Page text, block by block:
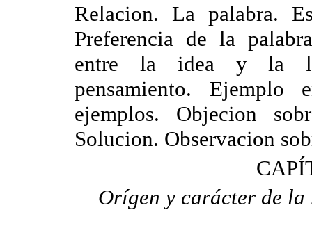
Relacion. La palabra.
Preferencia de la
entre la idea y la
pensamiento.
ejemplos. Objecion
Solucion. Observacion
Orígen y carácter de